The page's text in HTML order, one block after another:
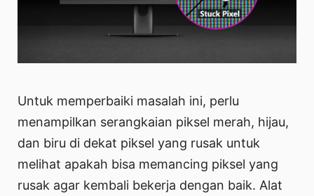
Untuk memperbaiki masalah ini, perlu
menampilkan serangkaian piksel merah, hijau,
dan biru di dekat piksel yang rusak untuk
melihat apakah bisa memancing piksel yang
rusak agar kembali bekerja dengan baik. Alat